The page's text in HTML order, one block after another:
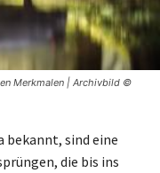
Merkmalen | Archivbild ©
bekannt, sind eine
die bis ins